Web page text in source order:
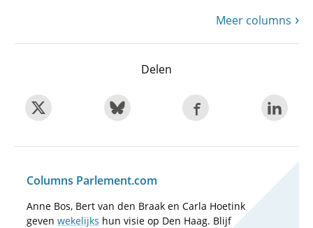
Meer columns
Delen
Columns Parlement.com
Anne Bos, Bert van den Braak en Carla Hoetink
geven wekelijks hun visie op Den Haag. Blijf